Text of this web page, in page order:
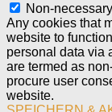
Non-necessary
Any cookies that
website to
personal data via
are termed as
procure user
website.